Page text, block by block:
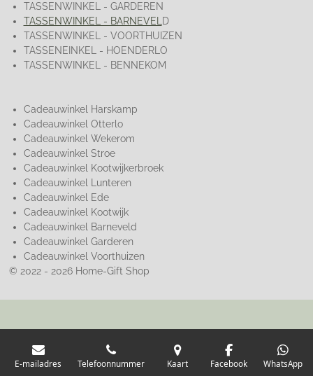
TASSENWINKEL - GARDEREN
TASSENWINKEL - BARNEVEL
D
TASSENWINKEL - VOORTHUIZEN
TASSENEINKEL - HOENDERLO
TASSENWINKEL - BENNEKOM
Cadeauwinkel Harskamp
Cadeauwinkel Otterlo
Cadeauwinkel Wekerom
Cadeauwinkel Stroe
Cadeauwinkel Kootwijkerbroek
Cadeauwinkel Lunteren
Cadeauwinkel Ede
Cadeauwinkel Kootwijk
Cadeauwinkel Barneveld
Cadeauwinkel Garderen
Cadeauwinkel Voorthuizen
© 2022 - 2026 Home-Gift Shop
E-mailadres Telefoonnummer Kaart Facebook WhatsApp